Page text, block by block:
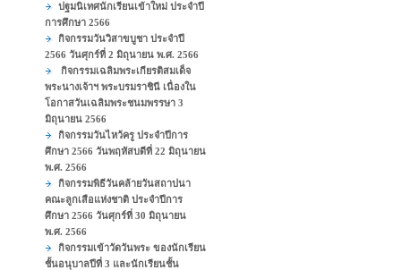
ปฐมนิเทศนักเรียนเข้าใหม่ ประจำปี
การศึกษา 2566
กิจกรรมวันวิสาขบูชา ประจำปี
2566 วันศุกร์ที่ 2 มิถุนายน พ.ศ. 2566
กิจกรรมเฉลิมพระเกียรติสมเด็จ
พระนางเจ้าฯ พระบรมราชินี เนื่องใน
โอกาสวันเฉลิมพระชนมพรรษา 3
มิถุนายน 2566
กิจกรรมวันไหว้ครู ประจำปีการ
ศึกษา 2566 วันพฤหัสบดีที่ 22 มิถุนายน
พ.ศ. 2566
กิจกรรมพิธีวันคล้ายวันสถาปนา
คณะลูกเสือแห่งชาติ ประจำปีการ
ศึกษา 2566 วันศุกร์ที่ 30 มิถุนายน
พ.ศ. 2566
กิจกรรมเข้าวัดวันพระ ของนักเรียน
ชั้นอนุบาลปีที่ 3 และนักเรียนชั้น